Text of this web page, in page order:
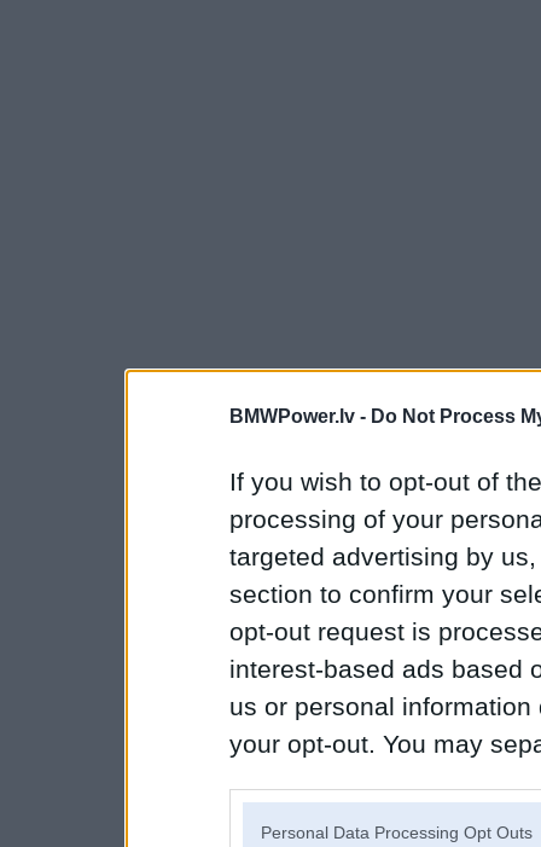
BMWPower.lv - Do Not Process
If you wish to opt-out of
processing of your
targeted advertising by
section to confirm your
opt-out request is
interest-based ads based
us or personal
your opt-out. You may
Personal Data Processing Opt Outs